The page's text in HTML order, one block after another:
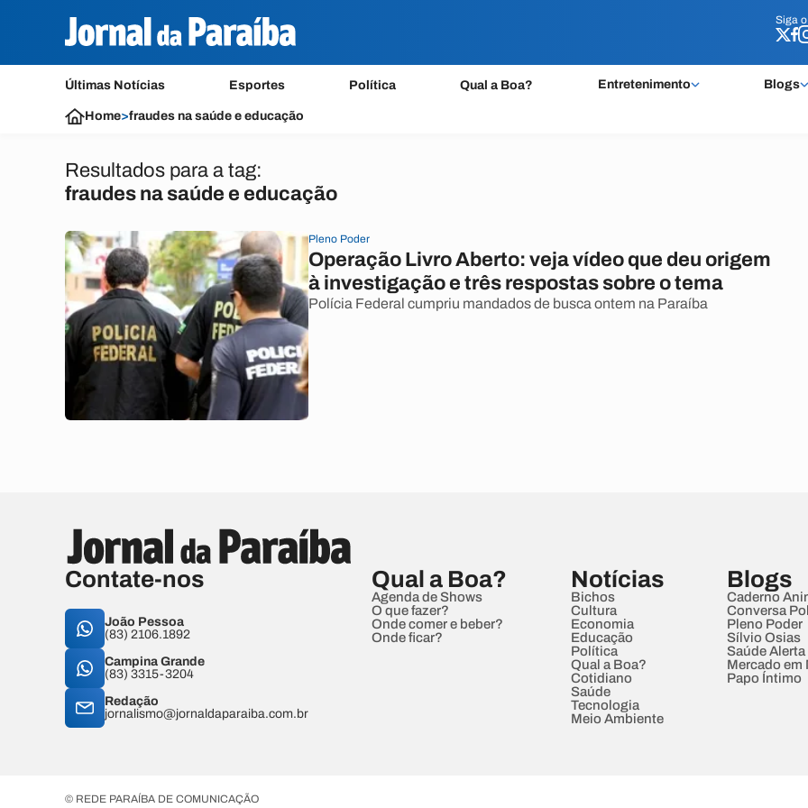
Siga o
Últimas Notícias Esportes Política Qual a Boa? Entretenimento Blogs
Siga o
Home>fraudes na saúde e educação
Resultados para a tag:
fraudes na saúde e educação
Pleno Poder
Operação Livro Aberto: veja vídeo que deu origem
à investigação e três respostas sobre o tema
Polícia Federal cumpriu mandados de busca ontem na Paraíba
Contate-nos
João Pessoa
(83) 2106.1892
Campina Grande
(83) 3315-3204
Redação
jornalismo@jornaldaparaiba.com.br
Qual a Boa?
Agenda de Shows
O que fazer?
Onde comer e beber?
Onde ficar?
Notícias
Bichos
Cultura
Economia
Educação
Política
Qual a Boa?
Cotidiano
Saúde
Tecnologia
Meio Ambiente
Blogs
Caderno
Conversa
Pleno Poder
Sílvio Osias
Saúde Alerta
Mercado em
Papo Íntimo
© REDE PARAÍBA DE COMUNICAÇÃO